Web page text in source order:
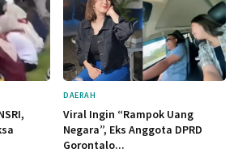
DAERAH
Viral Ingin “Rampok Uang
Negara”, Eks Anggota DPRD
Gorontalo...